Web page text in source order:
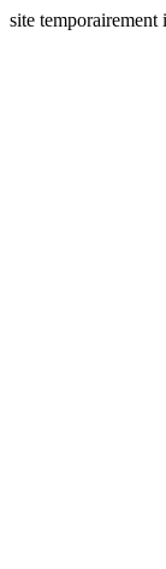
site temporairement